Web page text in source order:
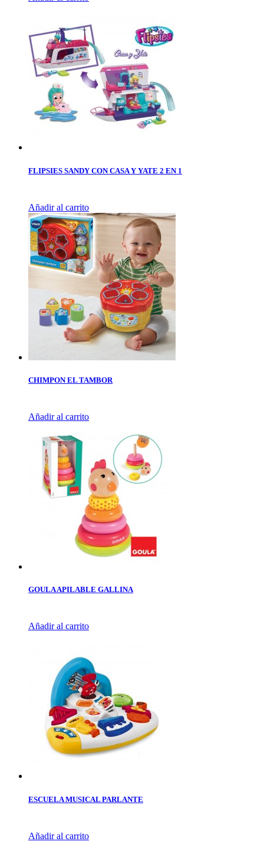
FLIPSIES SANDY CON CASA Y YATE 2 EN 1
Añadir al carrito
CHIMPON EL TAMBOR
Añadir al carrito
GOULA APILABLE GALLINA
Añadir al carrito
ESCUELA MUSICAL PARLANTE
Añadir al carrito